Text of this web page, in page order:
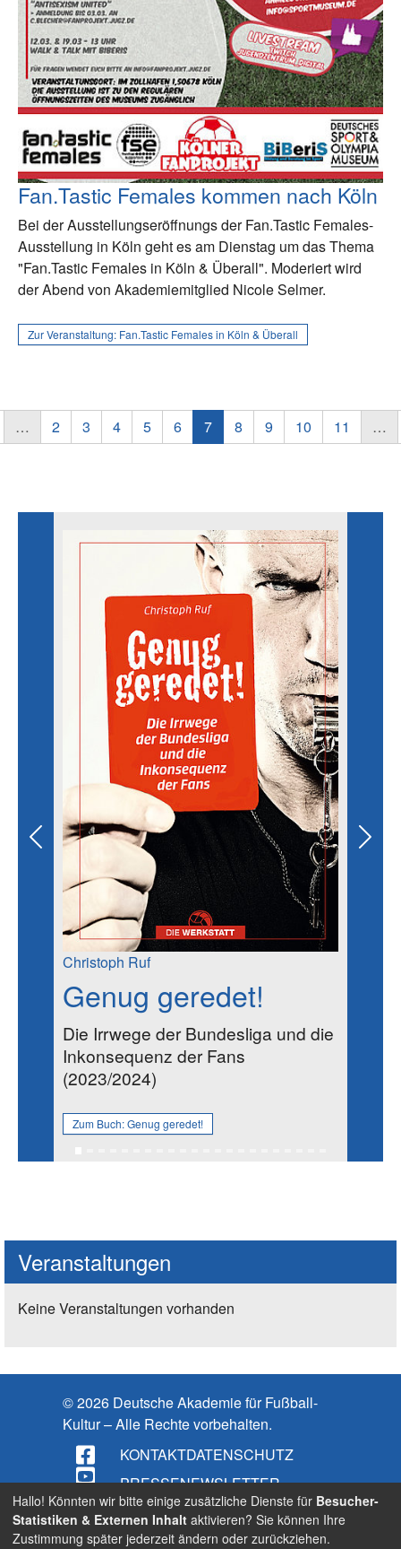
Fan.Tastic Females kommen nach Köln
Bei der Ausstellungseröffnungs der Fan.Tastic Females-
Ausstellung in Köln geht es am Dienstag um das Thema
"Fan.Tastic Females in Köln & Überall". Moderiert wird
der Abend von Akademiemitglied Nicole Selmer.
Zur Veranstaltung: Fan.Tastic Females in Köln & Überall
… 2 3 4 5 6 7 8 9 10 11 …
Literatur aus dem Bereich Fans
Christoph Ruf
Genug geredet!
Die Irrwege der Bundesliga und die
Inkonsequenz der Fans
(2023/2024)
Zum Buch:Genug geredet!
Previous Next
Veranstaltungen
Keine Veranstaltungen vorhanden
© 2026 Deutsche Akademie für Fußball-
Kultur – Alle Rechte vorbehalten.
KONTAKTDATENSCHUTZ
PRESSENEWSLETTER
IMPRESSUM
BARRIEREFREIHEIT
Hallo! Könnten wir bitte einige zusätzliche Dienste für Besucher-
Statistiken & Externen Inhalt aktivieren? Sie können Ihre
Zustimmung später jederzeit ändern oder zurückziehen.